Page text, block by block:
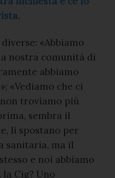
«Abbiamo
nostra comunità di
abbiamo
«Vediamo che ci
troviamo più
sembra il
li spostano per
sanitaria, ma il
e noi abbiamo
Cig? Uno